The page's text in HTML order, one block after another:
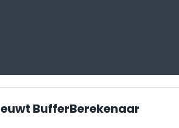
BufferBerekenaar